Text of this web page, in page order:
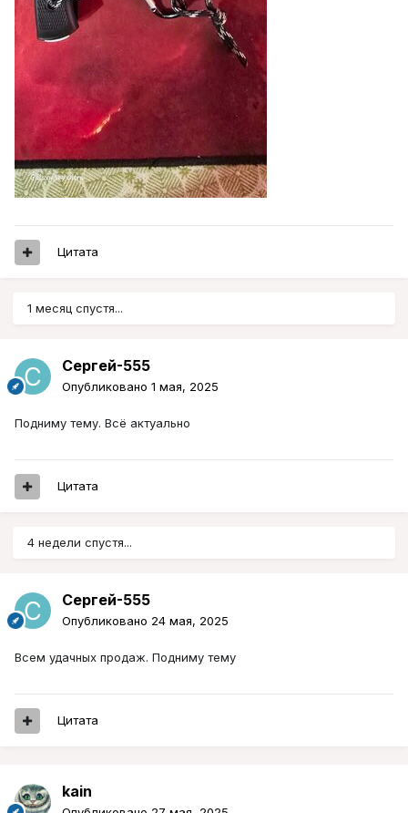
Цитата
1 месяц спустя...
Сергей-555
Опубликовано 1 мая, 2025
Подниму тему. Всё актуально
Цитата
4 недели спустя...
Сергей-555
Опубликовано 24 мая, 2025
Всем удачных продаж. Подниму тему
Цитата
kain